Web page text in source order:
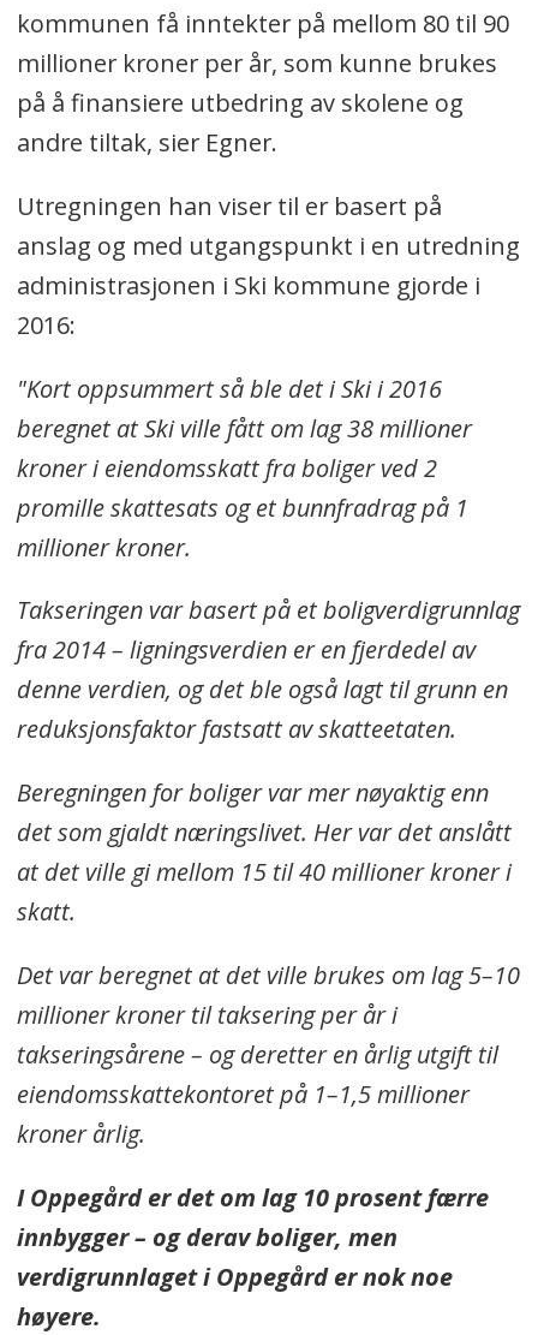
promillesatsen skal kunne ligge
mellom 1 og 4 promille.
Det har blitt innført en obligatorisk
reduksjonsfaktor i
eiendomsskattetakstene på minst 30
prosent for all bolig- og
fritidseiendom fra 2020. Kommunene
står fritt til å velge en høyere
Bruk av formuesgrunnlag i
skattemeldingen er nå obligatorisk
ved verdsettelse av boligeiendom for
eiendomsskatteformål.
tidligere.
kommunen få inntekter på mellom 80 til 90
millioner kroner per år, som kunne brukes
på å finansiere utbedring av skolene og
andre tiltak, sier Egner.
Utregningen han viser til er basert på
anslag og med utgangspunkt i en utredning
administrasjonen i Ski kommune gjorde i
2016:
"Kort oppsummert så ble det i Ski i 2016
beregnet at Ski ville fått om lag 38 millioner
kroner i eiendomsskatt fra boliger ved 2
promille skattesats og et bunnfradrag på 1
millioner kroner.
Takseringen var basert på et boligverdigrunnlag
fra 2014 – ligningsverdien er en fjerdedel av
denne verdien, og det ble også lagt til grunn en
reduksjonsfaktor fastsatt av skatteetaten.
Beregningen for boliger var mer nøyaktig enn
det som gjaldt næringslivet. Her var det anslått
at det ville gi mellom 15 til 40 millioner kroner i
skatt.
Det var beregnet at det ville brukes om lag 5–10
millioner kroner til taksering per år i
takseringsårene – og deretter en årlig utgift til
eiendomsskattekontoret på 1–1,5 millioner
kroner årlig.
I Oppegård er det om lag 10 prosent færre
innbygger – og derav boliger, men
verdigrunnlaget i Oppegård er nok noe
høyere.